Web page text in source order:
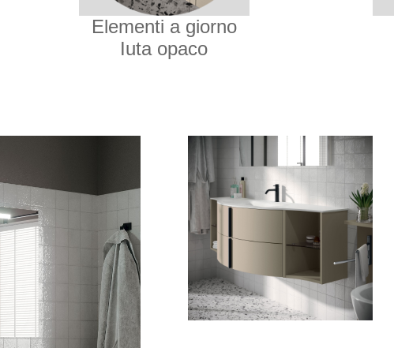
Elementi a giorno
Iuta opaco